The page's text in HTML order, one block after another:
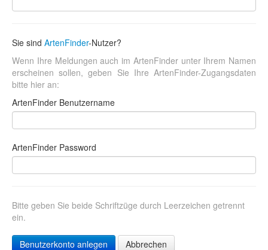
Sie sind ArtenFinder-Nutzer?
Wenn Ihre Meldungen auch im ArtenFinder unter Ihrem Namen
erscheinen sollen, geben Sie Ihre ArtenFinder-Zugangsdaten
bitte hier an:
ArtenFinder Benutzername
ArtenFinder Password
Bitte geben Sie beide Schriftzüge durch Leerzeichen getrennt
ein.
Benutzerkonto anlegen Abbrechen